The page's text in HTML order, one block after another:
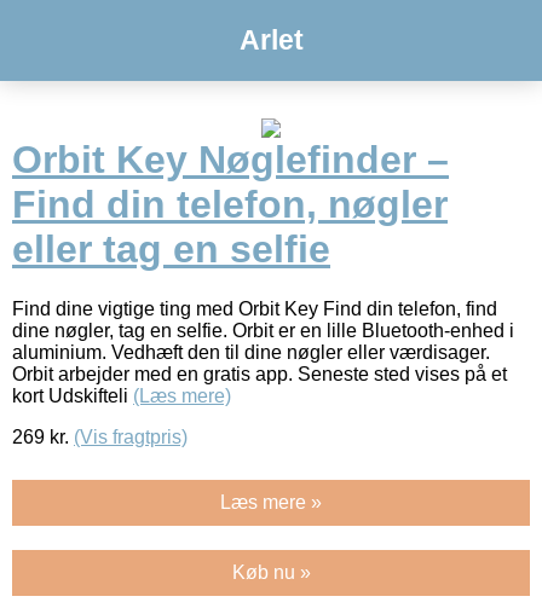
Arlet
Orbit Key Nøglefinder –
Find din telefon, nøgler
eller tag en selfie
Find dine vigtige ting med Orbit Key Find din telefon, find
dine nøgler, tag en selfie. Orbit er en lille Bluetooth-enhed i
aluminium. Vedhæft den til dine nøgler eller værdisager.
Orbit arbejder med en gratis app. Seneste sted vises på et
kort Udskifteli (Læs mere)
269 kr. (Vis fragtpris)
Læs mere »
Køb nu »